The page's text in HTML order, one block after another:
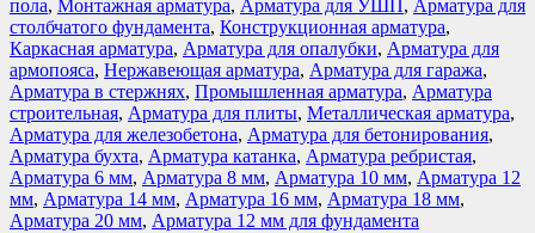
пола, Монтажная арматура, Арматура для УШП, Арматура для
столбчатого фундамента, Конструкционная арматура,
Каркасная арматура, Арматура для опалубки, Арматура для
армопояса, Нержавеющая арматура, Арматура для гаража,
Арматура в стержнях, Промышленная арматура, Арматура
строительная, Арматура для плиты, Металлическая арматура,
Арматура для железобетона, Арматура для бетонирования,
Арматура бухта, Арматура катанка, Арматура ребристая,
Арматура 6 мм, Арматура 8 мм, Арматура 10 мм, Арматура 12
мм, Арматура 14 мм, Арматура 16 мм, Арматура 18 мм,
Арматура 20 мм, Арматура 12 мм для фундамента